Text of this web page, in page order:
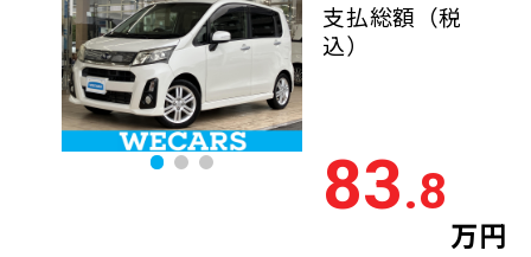
支払総額 （税
込）
83.8
万円